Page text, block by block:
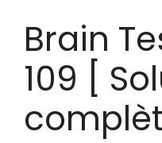
Brain
109 [